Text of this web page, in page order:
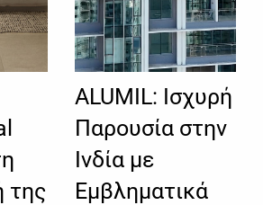
της
ALUMIL: Ισχυρή
Παρουσία στην
Ινδία με
Εμβληματικά